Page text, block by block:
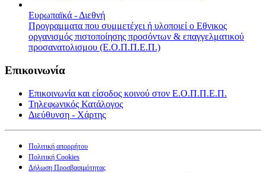
Ευρωπαϊκά - Διεθνή
Προγραμματα που συμμετέχει ή υλοποιεί ο Εθνικος
οργανισμός πιστοποίησης προσόντων & επαγγελματικού
προσανατολισμου (Ε.Ο.Π.Π.Ε.Π.)
Επικοινωνία
Επικοινωνία και είσοδος κοινού στον Ε.Ο.Π.Π.Ε.Π.
Τηλεφωνικός Κατάλογος
Διεύθυνση - Χάρτης
Πολιτική απορρήτου
Πολιτική Cookies
Δήλωση Προσβασιμότητας